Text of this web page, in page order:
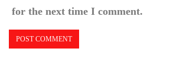
for the next time I comment.